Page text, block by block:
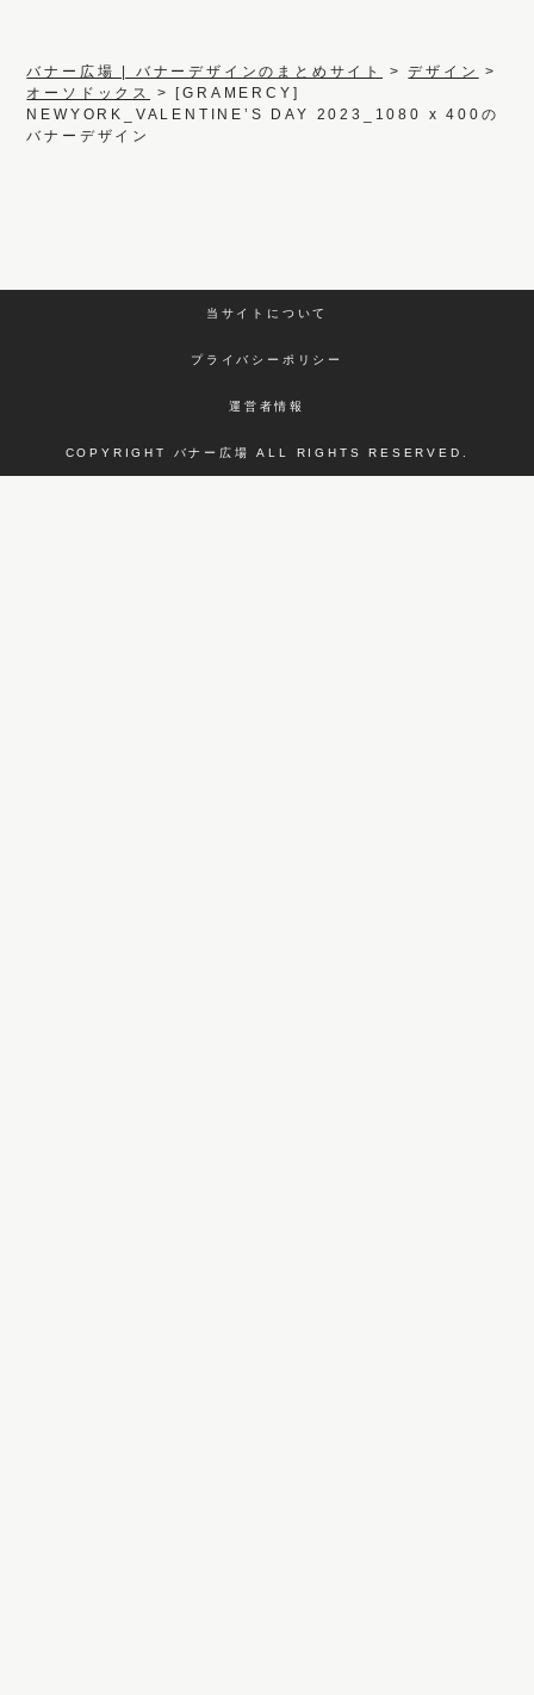
バナー広場 | バナーデザインのまとめサイト >デザイン
>
オーソドックス
>
[GRAMERCY]
NEWYORK_VALENTINE’S DAY 2023_1080 x 400の
バナーデザイン
当サイトについて
プライバシーポリシー
運営者情報
COPYRIGHT バナー広場 ALL RIGHTS RESERVED.